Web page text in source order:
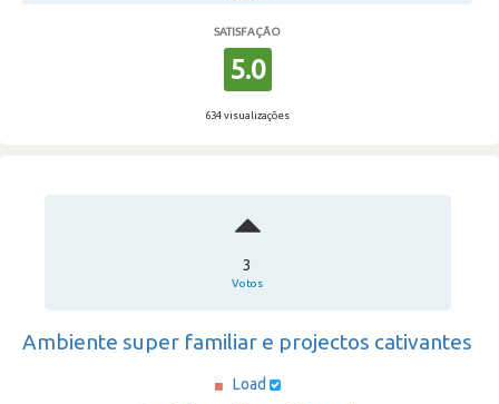
SATISFAÇÃO
5.0
634 visualizações
3
Votos
Ambiente super familiar e projectos cativantes
Load